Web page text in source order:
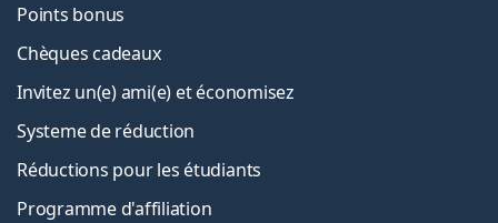
Points bonus
Chèques cadeaux
Invitez un(e) ami(e) et économisez
Systeme de réduction
Réductions pour les étudiants
Programme d'affiliation